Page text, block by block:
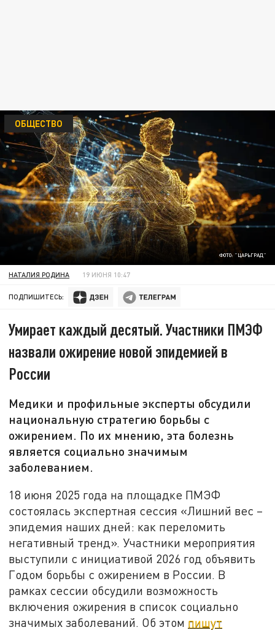
ФОТО: "ЦАРЬГРАД"
ОБЩЕСТВО
НАТАЛИЯ РОДИНА 19 ИЮНЯ 10:47
ПОДПИШИТЕСЬ:
Умирает каждый десятый. Участники ПМЭФ
назвали ожирение новой эпидемией в
России
Медики и профильные эксперты обсудили
национальную стратегию борьбы с
ожирением. По их мнению, эта болезнь
является социально значимым
заболеванием.
18 июня 2025 года на площадке ПМЭФ
состоялась экспертная сессия «Лишний вес –
эпидемия наших дней: как переломить
негативный тренд». Участники мероприятия
выступили с инициативой 2026 год объявить
Годом борьбы с ожирением в России. В
рамках сессии обсудили возможность
включения ожирения в список социально
значимых заболеваний. Об этом пишут